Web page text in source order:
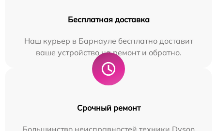
Бесплатная доставка
Наш курьер в Барнауле бесплатно доставит
ваше устройство на ремонт и обратно.
Срочный ремонт
Большинство неисправностей техники Dyson